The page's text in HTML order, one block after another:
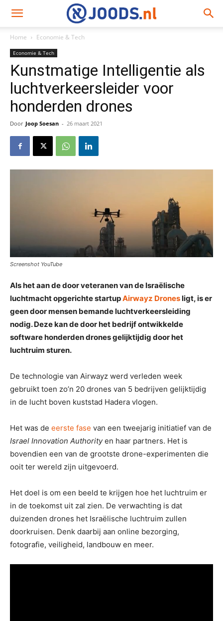
Home Economie & Tech
Economie & Tech
Kunstmatige Intelligentie als
luchtverkeersleider voor
honderden drones
Door Joop Soesan - 26 maart 2021
Screenshot YouTube
Als het aan de door veteranen van de Israëlische
luchtmacht opgerichte startupAirwayz Dronesligt, is er
geen door mensen bemande luchtverkeersleiding
nodig. Deze kan de door het bedrijf ontwikkelde
software honderden drones gelijktijdig door het
luchtruim sturen.
De technologie van Airwayz werd verleden week
gebruikt toen zo’n 20 drones van 5 bedrijven gelijktijdig
in de lucht boven kuststad Hadera vlogen.
Het was de eerste fase van een tweejarig initiatief van de
Israel Innovation Authorityen haar partners. Het is
bovendien een van de grootste drone-experimenten die
ooit ter wereld zijn uitgevoerd.
Het doel is om een beeld te krijgen hoe het luchtruim er
in de toekomst uit zal zien. De verwachting is dat
duizenden drones het Israëlische luchtruim zullen
doorkruisen. Denk daarbij aan online bezorging,
fotografie, veiligheid, landbouw en meer.